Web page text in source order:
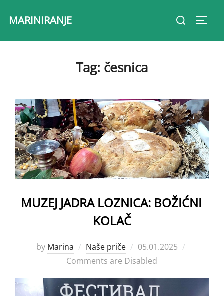
MARINIRANJE
Search
Tag: česnica
MUZEJ JADRA LOZNICA: BOŽIĆNI
KOLAČ
by Marina Naše priče
Posted
on
05.01.2025
Comments are Disabled